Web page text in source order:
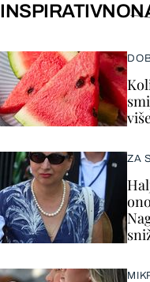
INSPIRATIVNO
ZA